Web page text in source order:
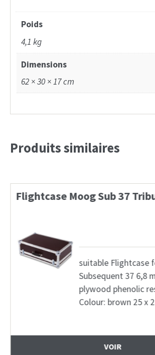
Poids
4,1 kg
Dimensions
62 × 30 × 17 cm
Produits similaires
Flightcase Moog Sub 37
suitable Flightcase
Subsequent 37 6,8
plywood phenolic
Colour: brown 25 x
VOIR